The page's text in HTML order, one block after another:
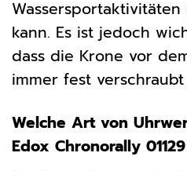
kann. Es ist jedoch
dass die Krone vor
immer fest
Welche Art von
Edox Chronorally 01129